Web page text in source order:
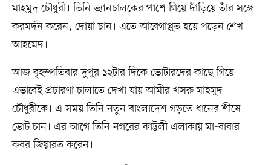
মাহমুদ চৌধুরী। তিনি ভ্যানচালকের পাশে গিয়ে দাঁড়িয়ে তাঁর সঙ্গে
করমর্দন করেন, দোয়া চান। এতে আবেগাপ্লুত হয়ে পড়েন শেখ
আহমেদ।
আজ বৃহস্পতিবার দুপুর ১২টার দিকে ভোটারদের কাছে গিয়ে
এভাবেই প্রচারণা চালাতে দেখা যায় আমীর খসরু মাহমুদ
চৌধুরীকে। এ সময় তিনি নতুন বাংলাদেশ গড়তে ধানের শীষে
ভোট চান। এর আগে তিনি নগরের কাট্টলী এলাকায় মা-বাবার
কবর জিয়ারত করেন।